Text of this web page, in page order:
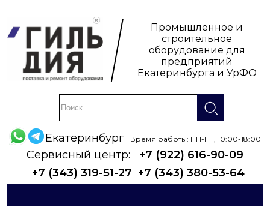
Промышленное и
строительное
оборудование для
предприятий
Екатеринбурга и УрФО
Екатеринбург Время работы: ПН-ПТ, 10:00-18:00
Сервисный центр:
+7 (922) 616-90-09
+7 (343) 319-51-27 +7 (343) 380-53-64